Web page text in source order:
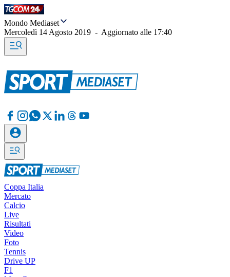
Mondo Mediaset
Mercoledì 14 Agosto 2019 - Aggiornato alle 17:40
Coppa Italia
Mercato
Calcio
Live
Risultati
Video
Foto
Tennis
Drive UP
F1